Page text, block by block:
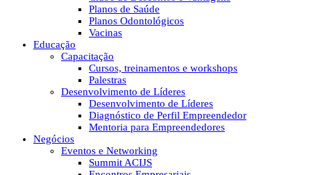
Planos de Saúde
Planos Odontológicos
Vacinas
Educação
Capacitação
Cursos, treinamentos e workshops
Palestras
Desenvolvimento de Líderes
Desenvolvimento de Líderes
Diagnóstico de Perfil Empreendedor
Mentoria para Empreendedores
Negócios
Eventos e Networking
Summit ACIJS